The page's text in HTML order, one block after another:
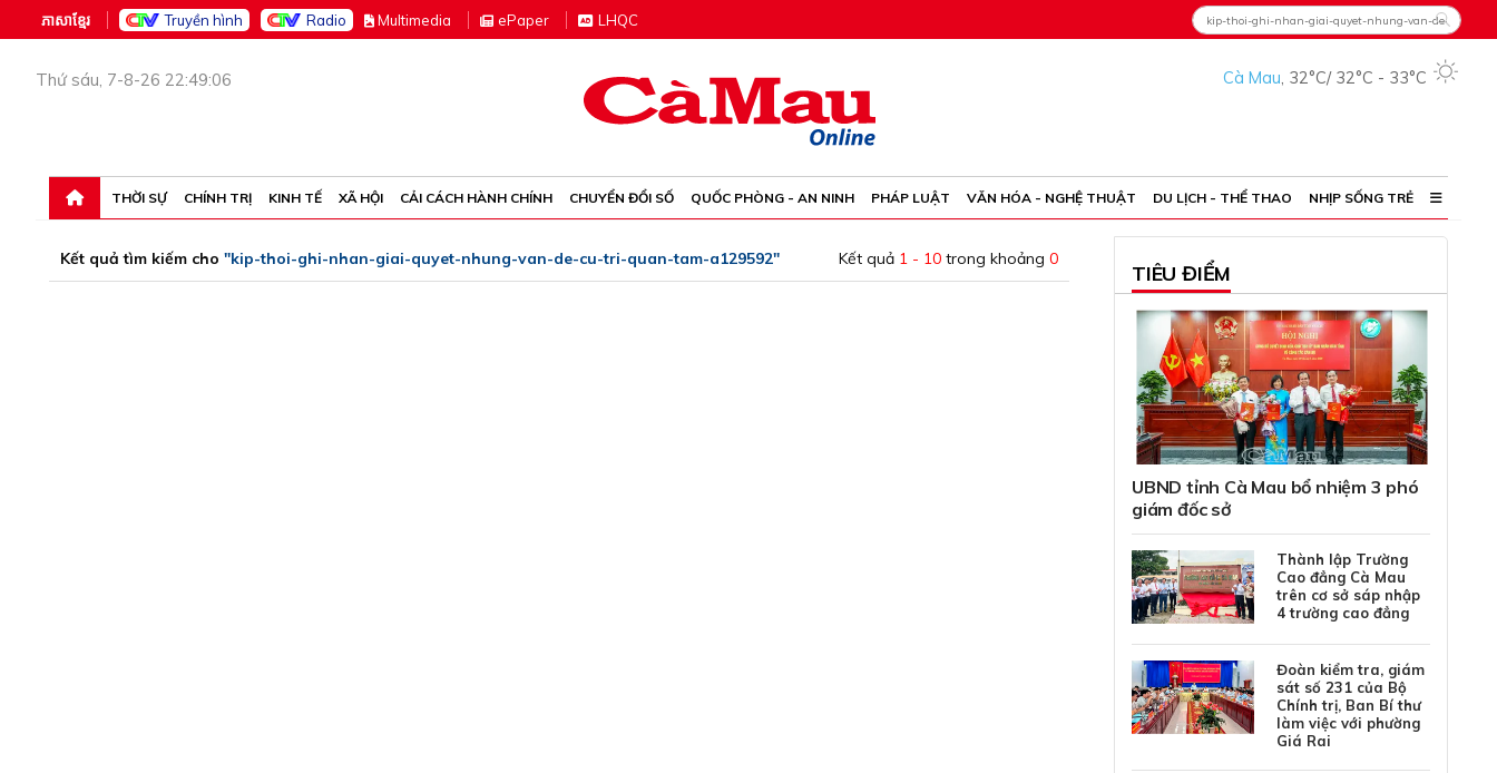
ភាសាខ្មែរ Truyền hình Radio Multimedia ePaper LHQC
Thứ sáu, 7-8-26 22:49:06 Cà Mau, 32°C/ 32°C - 33°C
THỜI SỰ CHÍNH TRỊ KINH TẾ XÃ HỘI CẢI CÁCH HÀNH CHÍNH CHUYỂN ĐỔI SỐ QUỐC PHÒNG - AN NINH PHÁP LUẬT VĂN HÓA - NGHỆ THUẬT DU LỊCH - THỂ THAO NHỊP SỐNG TRẺ
Kết quả tìm kiếm cho "kip-thoi-ghi-nhan-giai-quyet-nhung-van-de-cu-tri-quan-tam-a129592" Kết quả 1 - 10 trong khoảng 0
TIÊU ĐIỂM
UBND tỉnh Cà Mau bổ nhiệm 3 phó
giám đốc sở
Thành lập Trường
Cao đẳng Cà Mau
trên cơ sở sáp nhập
4 trường cao đẳng
Đoàn kiểm tra, giám
sát số 231 của Bộ
Chính trị, Ban Bí thư
làm việc với phường
Giá Rai